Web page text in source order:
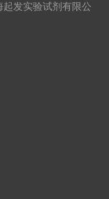
发实验试剂有限公